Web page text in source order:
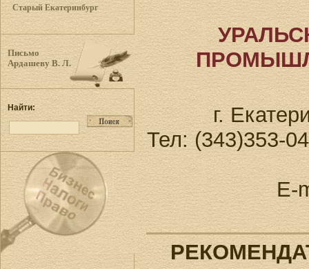
Старый Екатеринбург
Письмо
Ардашеву В. Л.
Найти:
г.
Тел: (343)353-
E-